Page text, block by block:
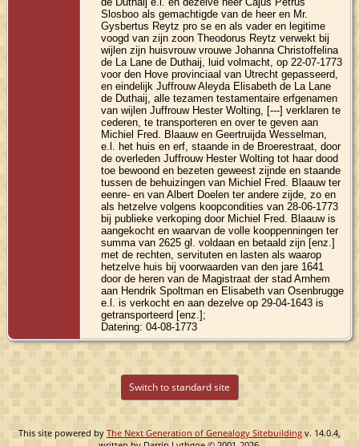
Slosboo als gemachtigde van de heer en Mr.
Gysbertus Reytz pro se en als vader en legitime
voogd van zijn zoon Theodorus Reytz verwekt bij
wijlen zijn huisvrouw vrouwe Johanna Christoffelina
de La Lane de Duthaij, luid volmacht, op 22-07-1773
voor den Hove provinciaal van Utrecht gepasseerd,
en eindelijk Juffrouw Aleyda Elisabeth de La Lane
de Duthaij, alle tezamen testamentaire erfgenamen
van wijlen Juffrouw Hester Wolting, [---] verklaren te
cederen, te transporteren en over te geven aan
Michiel Fred. Blaauw en Geertruijda Wesselman,
e.l. het huis en erf, staande in de Broerestraat, door
de overleden Juffrouw Hester Wolting tot haar dood
toe bewoond en bezeten geweest zijnde en staande
tussen de behuizingen van Michiel Fred. Blaauw ter
eenre- en van Albert Doelen ter andere zijde, zo en
als hetzelve volgens koopcondities van 28-06-1773
bij publieke verkoping door Michiel Fred. Blaauw is
aangekocht en waarvan de volle kooppenningen ter
summa van 2625 gl. voldaan en betaald zijn [enz.]
met de rechten, servituten en lasten als waarop
hetzelve huis bij voorwaarden van den jare 1641
door de heren van de Magistraat der stad Arnhem
aan Hendrik Spoltman en Elisabeth van Osenbrugge
e.l. is verkocht en aan dezelve op 29-04-1643 is
getransporteerd [enz.];
Datering: 04-08-1773
Switch to standard site
This site powered byThe Next Generation of Genealogy Sitebuilding v. 14.0.4,